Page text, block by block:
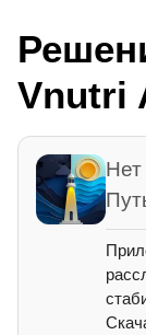
Vnutri
Нет